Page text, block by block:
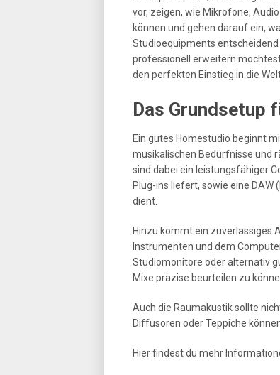
vor, zeigen, wie Mikrofone,
können und gehen darauf ein,
Studioequipments
professionell erweitern
den perfekten Einstieg in die
Das Grundsetup
Ein gutes Homestudio beginnt
musikalischen Bedürfnisse und
sind dabei ein leistungsfähiger
Plug-ins liefert, sowie eine DAW
dient.
Hinzu kommt ein zuverlässiges
Instrumenten und dem
Studiomonitore oder alternativ
Mixe präzise beurteilen zu
Auch die Raumakustik sollte
Diffusoren oder Teppiche
Hier findest du mehr